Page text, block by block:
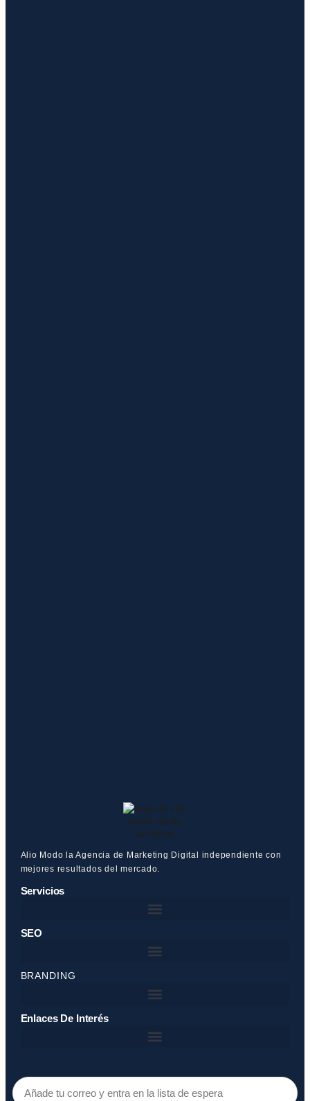
Alio Modo la Agencia de Marketing Digital independiente con
mejores resultados del mercado.
Servicios
SEO
BRANDING
Enlaces De Interés